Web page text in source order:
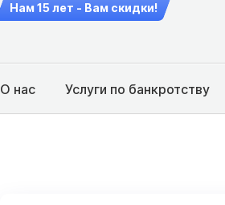
Нам 15 лет - Вам скидки!
О нас Услуги по банкротству